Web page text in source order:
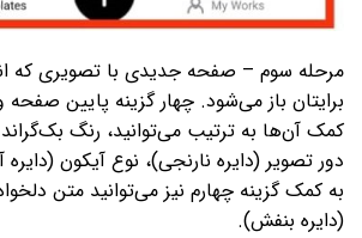
مرحله سوم – صفحه جدیدی با تصویری که
برایتان باز می‌­شود. چهار گزینه پایین صفحه
کمک آن‌ها به ترتیب می‌­توانید، رنگ بک­‌گراند
دور تصویر (دایره نارنجی)، نوع آیکون (دایره
به کمک گزینه چهارم نیز می­‌توانید متن
(دایره بنفش).